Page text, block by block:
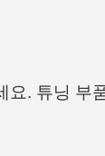
. 튜닝